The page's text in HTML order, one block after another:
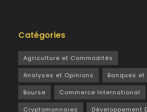
Catégories
Agriculture et Commodités
Analyses et Opinions Banques
Bourse Commerce International
Cryptomonnaies Développement